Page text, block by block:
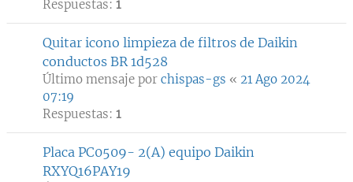
Respuestas: 1
Quitar icono limpieza de filtros de Daikin
conductos BR 1d528
Último mensaje por chispas-gs « 21 Ago 2024
07:19
Respuestas: 1
Placa PC0509- 2(A) equipo Daikin
RXYQ16PAY19